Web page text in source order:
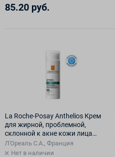
85.20 руб.
La Roche-Posay Anthelios Крем
для жирной, проблемной,
склонной к акне кожи лица
солнцезащитный
SPF50+/PPD27, 50 мл
Л'Ореаль С.А., Франция
Нет в наличии